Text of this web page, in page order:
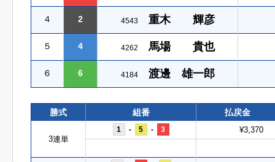
４ 2 4543 重木 輝彦
５ 4 4262 馬場 貴也
６ 6 4184 渡邊 雄一郎
勝式 組番 払戻金
3連単
1 - 5 - 3 ¥3,370